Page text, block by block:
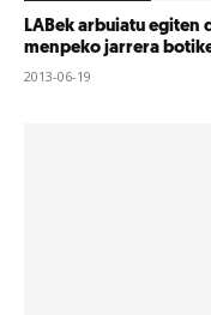
LABek arbuiatu egiten
menpeko jarrera
2013-06-19